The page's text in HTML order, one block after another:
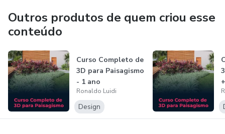
Outros produtos de quem criou esse
conteúdo
Curso Completo de
3D para Paisagismo
- 1 ano
Ronaldo Luidi
Design